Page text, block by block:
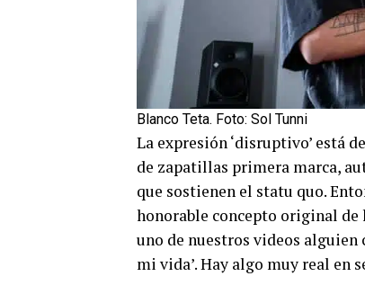
Blanco Teta. Foto: Sol Tunni
La expresión ‘disruptivo’ está
de zapatillas primera marca,
que sostienen el statu quo.
honorable concepto original de
uno de nuestros videos alguien
mi vida’. Hay algo muy real en